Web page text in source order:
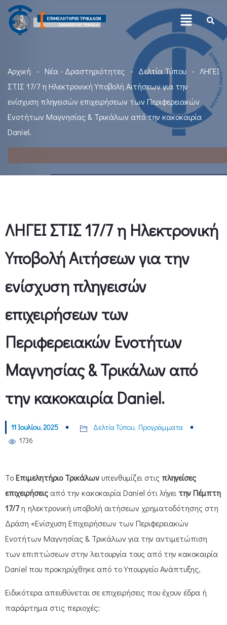
Αρχική Νέα - Δραστηριότητες Δελτία Τύπου
ΛΗΓΕΙ
ΣΤΙΣ 17/7 η Ηλεκτρονική Υποβολή Αιτήσεων για την
ενίσχυση πληγεισών επιχειρήσεων των Περιφερειακών
Ενοτήτων Μαγνησίας & Τρικάλων από την κακοκαιρία
Daniel.
ΛΗΓΕΙ ΣΤΙΣ 17/7 η Ηλεκτρονική
Υποβολή Αιτήσεων για την
ενίσχυση πληγεισών
επιχειρήσεων των
Περιφερειακών Ενοτήτων
Μαγνησίας & Τρικάλων από
την κακοκαιρία Daniel.
11 Ιουλίου, 2025 Δελτία Τύπου, Προγράμματα
1736
ΤοΕπιμελητήριο Τρικάλωνυπενθυμίζει στις πληγείσες
επιχειρήσεις από την κακοκαιρία Daniel ότι λήγει την Πέμπτη
17/7η ηλεκτρονική υποβολή αιτήσεων χρηματοδότησης στη
Δράση «Ενίσχυση Επιχειρήσεων των Περιφερειακών
Ενοτήτων Μαγνησίας & Τρικάλων για την αντιμετώπιση
των επιπτώσεων στην λειτουργία τους από την κακοκαιρία
Daniel που προκηρύχθηκε από το Υπουργείο Ανάπτυξης,
Ειδικότερα απευθύνεται σε επιχειρήσεις που έχουν έδρα ή
παράρτημα στις περιοχές: